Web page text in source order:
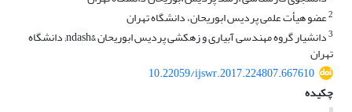
2عضو هیأت علمی پردیس ابوریحان، دانشگاه تهران
3 دانشیار گروه مهندسی آبیاری و زهکشی پردیس ابوریحان &ndash; دانشگاه
تهران
10.22059/ijswr.2017.224807.667610
چکیده